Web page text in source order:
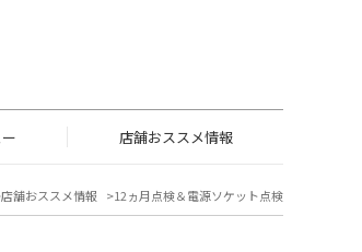
店舗おススメ情報
店舗おススメ情報 12ヵ月点検＆電源ソケット点検